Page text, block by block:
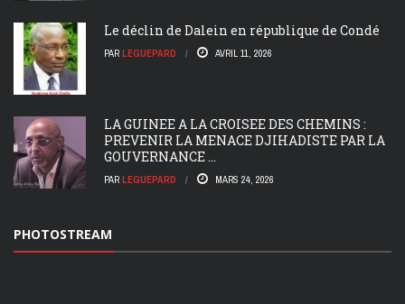
Le déclin de Dalein en république de Condé
PAR LEGUEPARD AVRIL 11, 2026
LA GUINEE A LA CROISEE DES CHEMINS :
PREVENIR LA MENACE DJIHADISTE PAR LA
GOUVERNANCE ...
PAR LEGUEPARD MARS 24, 2026
PHOTOSTREAM